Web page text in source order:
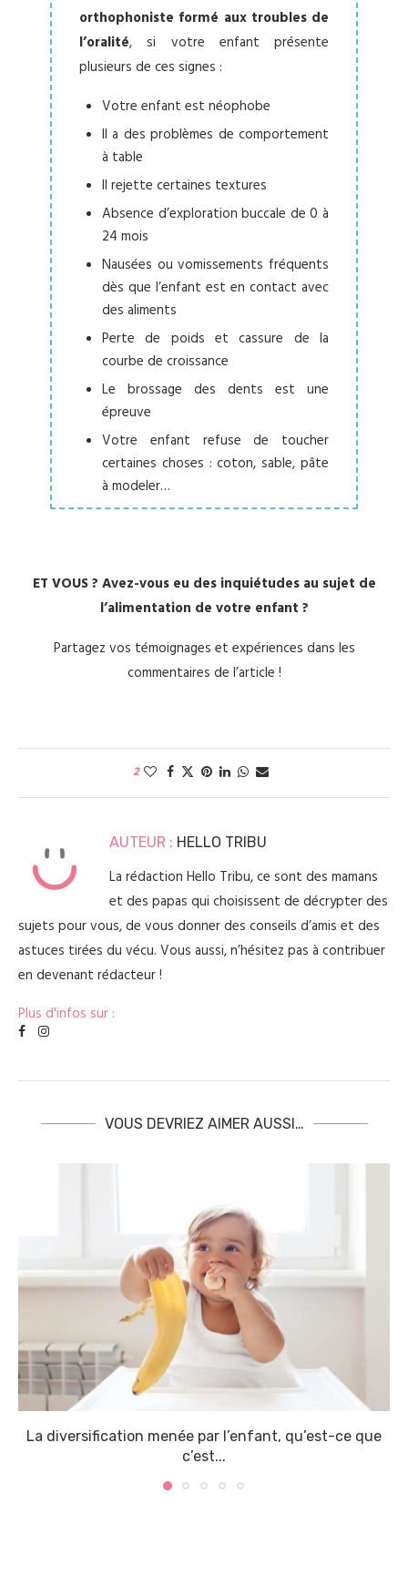
orthophoniste formé aux troubles de
l’oralité, si votre enfant présente
plusieurs de ces signes :
Votre enfant est néophobe
Il a des problèmes de comportement
à table
Il rejette certaines textures
Absence d’exploration buccale de 0 à
24 mois
Nausées ou vomissements fréquents
dès que l’enfant est en contact avec
des aliments
Perte de poids et cassure de la
courbe de croissance
Le brossage des dents est une
épreuve
Votre enfant refuse de toucher
certaines choses : coton, sable, pâte
à modeler…
ET VOUS ? Avez-vous eu des inquiétudes au sujet de
l’alimentation de votre enfant ?
Partagez vos témoignages et expériences dans les
commentaires de l’article !
2
AUTEUR : HELLO TRIBU
La rédaction Hello Tribu, ce sont des mamans
et des papas qui choisissent de décrypter des
sujets pour vous, de vous donner des conseils d’amis et des
astuces tirées du vécu. Vous aussi, n’hésitez pas à contribuer
en devenant rédacteur !
Plus d'infos sur :
VOUS DEVRIEZ AIMER AUSSI…
La diversification menée par l’enfant, qu’est-ce que
c’est...